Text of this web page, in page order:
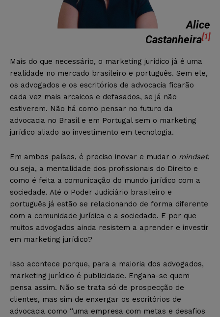
Alice
Castanheira[1]
Mais do que necessário, o marketing jurídico já é uma
realidade no mercado brasileiro e português. Sem ele,
os advogados e os escritórios de advocacia ficarão
cada vez mais arcaicos e defasados, se já não
estiverem. Não há como pensar no futuro da
advocacia no Brasil e em Portugal sem o marketing
jurídico aliado ao investimento em tecnologia.
Em ambos países, é preciso inovar e mudar o mindset,
ou seja, a mentalidade dos profissionais do Direito e
como é feita a comunicação do mundo jurídico com a
sociedade. Até o Poder Judiciário brasileiro e
português já estão se relacionando de forma diferente
com a comunidade jurídica e a sociedade. E por que
muitos advogados ainda resistem a aprender e investir
em marketing jurídico?
Isso acontece porque, para a maioria dos advogados,
marketing jurídico é publicidade. Engana-se quem
pensa assim. Não se trata só de prospecção de
clientes, mas sim de enxergar os escritórios de
advocacia como “uma empresa com metas e desafios